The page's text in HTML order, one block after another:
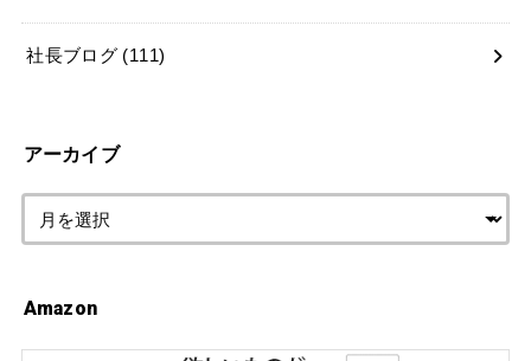
社長ブログ (111)
アーカイブ
Amazon